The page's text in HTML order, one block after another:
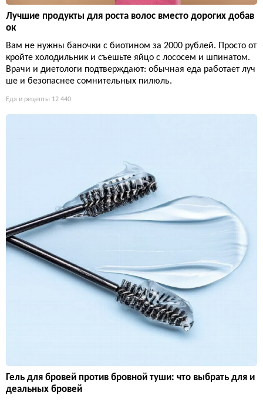
Лучшие продукты для роста волос вместо дорогих добав
ок
Вам не нужны баночки с биотином за 2000 рублей. Просто от
кройте холодильник и съешьте яйцо с лососем и шпинатом.
Врачи и диетологи подтверждают: обычная еда работает луч
ше и безопаснее сомнительных пилюль.
Еда и рецепты 12 440
Гель для бровей против бровной туши: что выбрать для и
деальных бровей